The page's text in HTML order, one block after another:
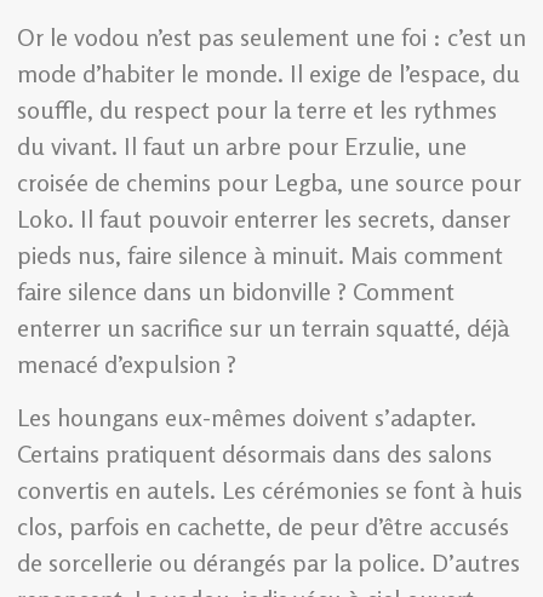
Or le vodou n’est pas seulement une foi : c’est un
mode d’habiter le monde. Il exige de l’espace, du
souffle, du respect pour la terre et les rythmes
du vivant. Il faut un arbre pour Erzulie, une
croisée de chemins pour Legba, une source pour
Loko. Il faut pouvoir enterrer les secrets, danser
pieds nus, faire silence à minuit. Mais comment
faire silence dans un bidonville ? Comment
enterrer un sacrifice sur un terrain squatté, déjà
menacé d’expulsion ?
Les houngans eux-mêmes doivent s’adapter.
Certains pratiquent désormais dans des salons
convertis en autels. Les cérémonies se font à huis
clos, parfois en cachette, de peur d’être accusés
de sorcellerie ou dérangés par la police. D’autres